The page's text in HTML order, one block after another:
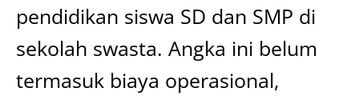
pendidikan siswa SD dan SMP di
sekolah swasta. Angka ini belum
termasuk biaya operasional,